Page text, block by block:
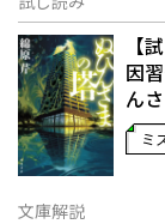
【
因
ん
ミ
文庫解説